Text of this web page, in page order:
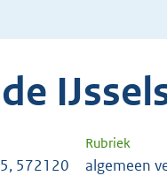
Rubriek
572120 algemeen